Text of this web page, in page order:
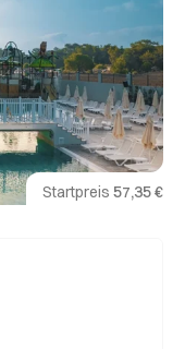
Startpreis 57,35 €